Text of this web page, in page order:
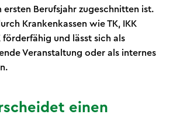
ersten Berufsjahr zugeschnitten ist.
Krankenkassen wie TK, IKK
förderfähig und lässt sich als
Veranstaltung oder als internes
einen